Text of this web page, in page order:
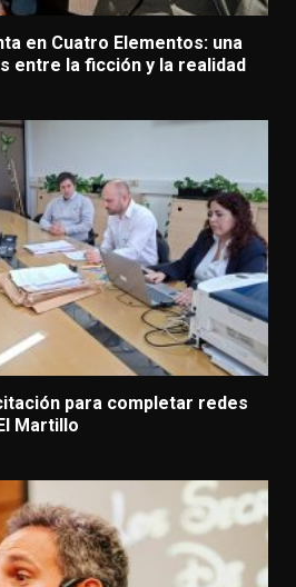
en Cuatro Elementos: una
entre la ficción y la realidad
para completar redes
Martillo